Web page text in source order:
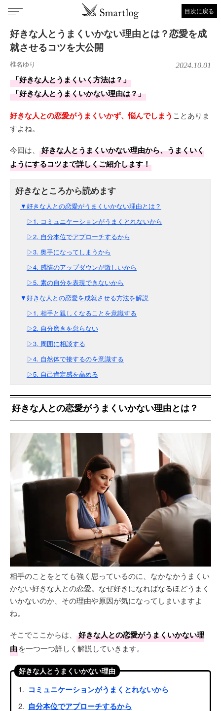
目次に戻る
好きな人とうまくいかない理由とは？恋愛を成
就させるコツを大公開
椎名ゆり 2024.10.01
「好きな人とうまくいく方法は？」
「好きな人とうまくいかない理由は？」
好きな人との恋愛がうまくいかず、悩んでしまう ことありま
すよね。
今回は、
好きな人とうまくいかない理由から、うまくいく
ようにするコツまで詳しくご紹介します！
▼好きな人との恋愛がうまくいかない理由とは？
▷1. コミュニケーションがうまくとれないから
▷2. 自分本位でアプローチするから
▷3. 奥手になってしまうから
▷4. 感情のアップダウンが激しいから
▷5. 素の自分を表現できないから
▼好きな人との恋愛を成就させる方法を解説
▷1. 相手と親しくなることを意識する
▷2. 自分磨きを怠らない
▷3. 周囲に相談する
▷4. 自然体で接するのを意識する
▷5. 自己肯定感を高める
好きな人との恋愛がうまくいかない理由とは？
相手のことをとても強く思っているのに、なかなかうまくい
かない好きな人との恋愛。なぜ好きになればなるほどうまく
いかないのか、その理由や原因が気になってしまいますよ
ね。
そこでここからは、
好きな人との恋愛がうまくいかない理
由を一つ一つ詳しく解説していきます。
好きな人とうまくいかない理由
コミュニケーションがうまくとれないから
自分本位でアプローチするから